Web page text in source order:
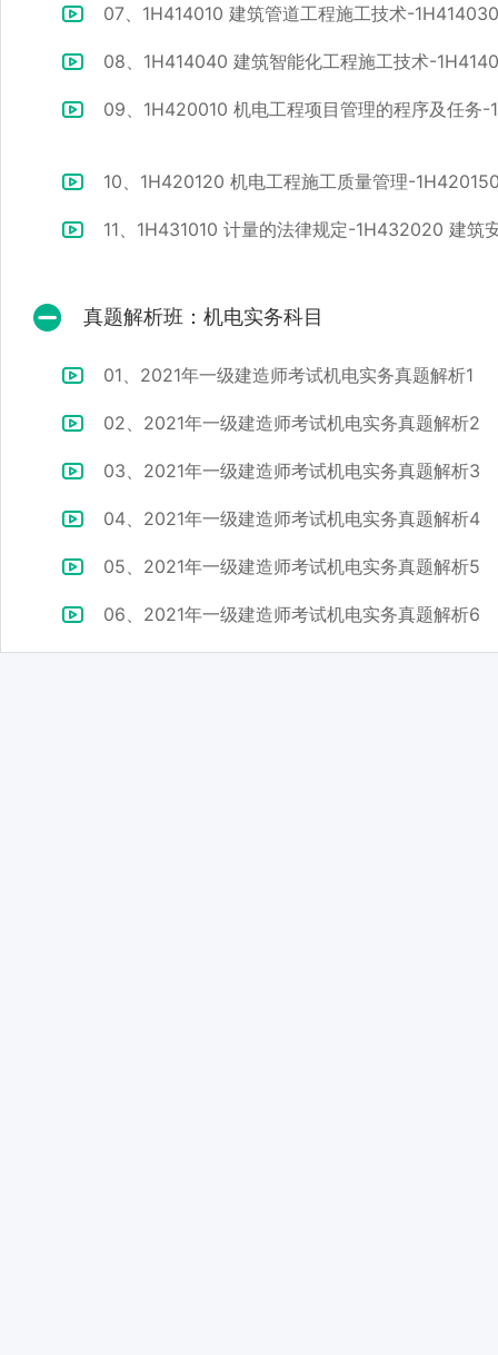
07、1H414010 建筑管道工程施工技术-
08、1H414040 建筑智能化工程施工技术-
09、1H420010 机电工程项目管理的程序及任务
10、1H420120 机电工程施工质量管理-
11、1H431010 计量的法律规定-1H432020 建筑
真题解析班：机电实务科目
01、2021年一级建造师考试机电实务真题解析1
02、2021年一级建造师考试机电实务真题解析2
03、2021年一级建造师考试机电实务真题解析3
04、2021年一级建造师考试机电实务真题解析4
05、2021年一级建造师考试机电实务真题解析5
06、2021年一级建造师考试机电实务真题解析6